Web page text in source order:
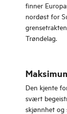
finner
nordøst for
Trøndelag.
Den kjente
svært
skjønnhet og